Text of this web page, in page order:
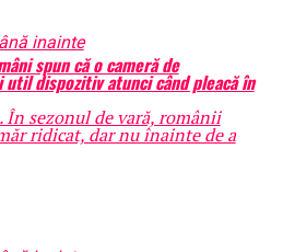
inainte
spun că o cameră de
dispozitiv atunci când pleacă în
sezonul de vară, românii
ridicat, dar nu înainte de a